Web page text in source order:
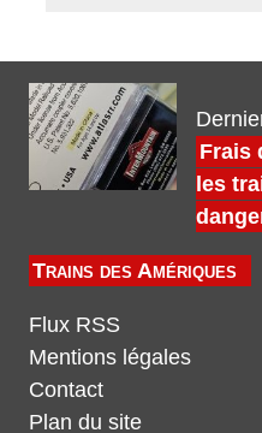
Frais
les
Trains des Amériques
Flux RSS
Mentions légales
Contact
Plan du site